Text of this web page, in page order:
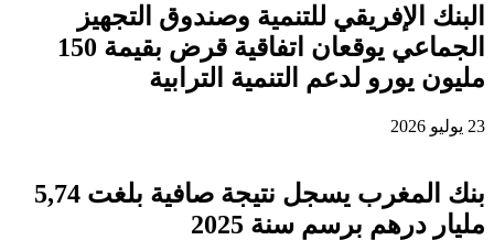
البنك الإفريقي للتنمية وصندوق التجهيز
الجماعي يوقعان اتفاقية قرض بقيمة 150
مليون يورو لدعم التنمية الترابية
23 يوليو 2026
بنك المغرب يسجل نتيجة صافية بلغت 5,74
مليار درهم برسم سنة 2025